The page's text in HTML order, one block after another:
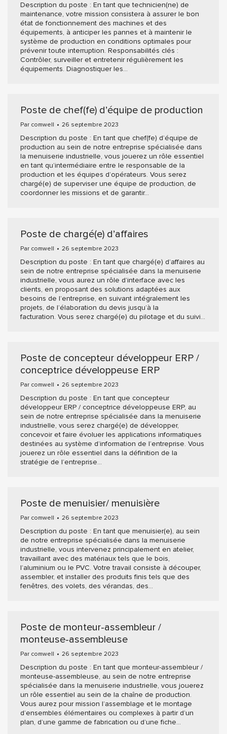
Description du poste : En tant que technicien(ne) de
maintenance, votre mission consistera à assurer le bon
état de fonctionnement des machines et des
équipements, à anticiper les pannes et à maintenir le
système de production en conditions optimales pour
prévenir toute interruption. Responsabilités clés :
Contrôler, surveiller et entretenir régulièrement les
équipements. Diagnostiquer les…
Poste de chef(fe) d’équipe de production
Par comwell 26 septembre 2023
Description du poste : En tant que chef(fe) d’équipe de
production au sein de notre entreprise spécialisée dans
la menuiserie industrielle, vous jouerez un rôle essentiel
en tant qu’intermédiaire entre le responsable de la
production et les équipes d’opérateurs. Vous serez
chargé(e) de superviser une équipe de production, de
coordonner les missions et de garantir…
Poste de chargé(e) d’affaires
Par comwell 26 septembre 2023
Description du poste : En tant que chargé(e) d’affaires au
sein de notre entreprise spécialisée dans la menuiserie
industrielle, vous aurez un rôle d’interface avec les
clients, en proposant des solutions adaptées aux
besoins de l’entreprise, en suivant intégralement les
projets, de l’élaboration du devis jusqu’à la
facturation. Vous serez chargé(e) du pilotage et du suivi…
Poste de concepteur développeur ERP /
conceptrice développeuse ERP
Par comwell 26 septembre 2023
Description du poste : En tant que concepteur
développeur ERP / conceptrice développeuse ERP, au
sein de notre entreprise spécialisée dans la menuiserie
industrielle, vous serez chargé(e) de développer,
concevoir et faire évoluer les applications informatiques
destinées au système d’information de l’entreprise. Vous
jouerez un rôle essentiel dans la définition de la
stratégie de l’entreprise…
Poste de menuisier/ menuisière
Par comwell 26 septembre 2023
Description du poste : En tant que menuisier(e), au sein
de notre entreprise spécialisée dans la menuiserie
industrielle, vous intervenez principalement en atelier,
travaillant avec des matériaux tels que le bois,
l’aluminium ou le PVC. Votre travail consiste à découper,
assembler, et installer des produits finis tels que des
fenêtres, des volets, des vérandas, des…
Poste de monteur-assembleur /
monteuse-assembleuse
Par comwell 26 septembre 2023
Description du poste : En tant que monteur-assembleur /
monteuse-assembleuse, au sein de notre entreprise
spécialisée dans la menuiserie industrielle, vous jouerez
un rôle essentiel au sein de la chaîne de production.
Vous aurez pour mission l’assemblage et le montage
d’ensembles élémentaires ou complexes à partir d’un
plan, d’une gamme de fabrication ou d’une fiche…